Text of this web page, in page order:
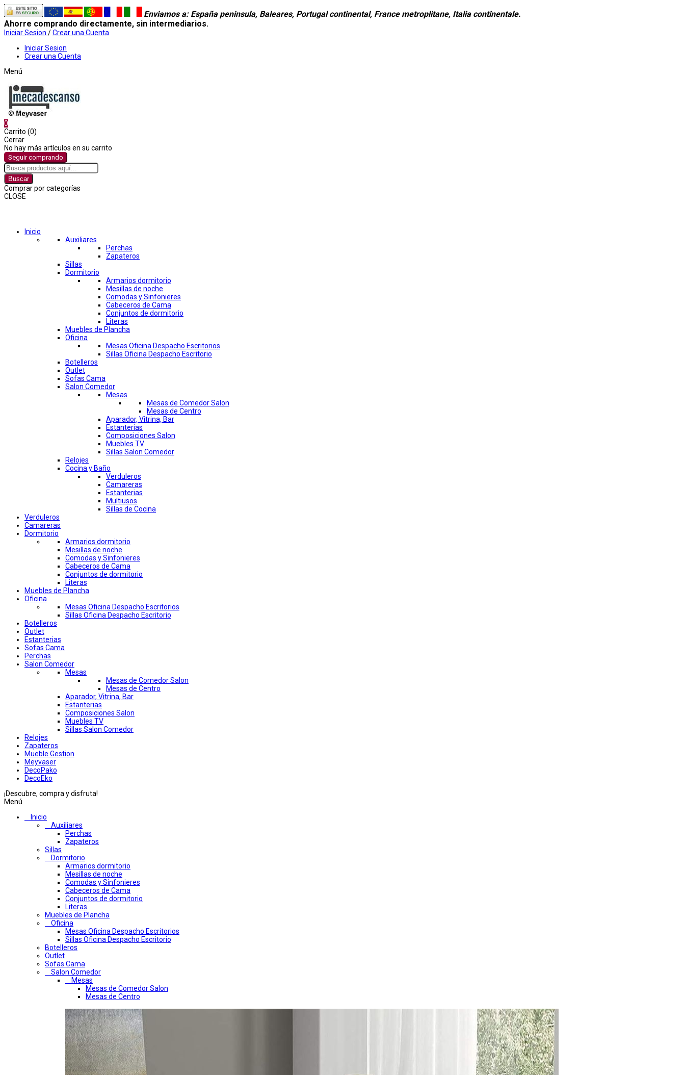
Enviamos a: España peninsula, Baleares, Portugal continental, France metroplitane, Italia continentale.
Ahorre comprando directamente, sin intermediarios.
Iniciar Sesion /Crear una Cuenta
Iniciar Sesion
Crear una Cuenta
Menú
0
Carrito (0)
Cerrar
No hay más artículos en su carrito
Seguir comprando
Buscar
Comprar por categorías
CLOSE
Inicio
Auxiliares
Perchas
Zapateros
Sillas
Dormitorio
Armarios dormitorio
Mesillas de noche
Comodas y Sinfonieres
Cabeceros de Cama
Conjuntos de dormitorio
Literas
Muebles de Plancha
Oficina
Mesas Oficina Despacho Escritorios
Sillas Oficina Despacho Escritorio
Botelleros
Outlet
Sofas Cama
Salon Comedor
Mesas
Mesas de Comedor Salon
Mesas de Centro
Aparador, Vitrina, Bar
Estanterias
Composiciones Salon
Muebles TV
Sillas Salon Comedor
Relojes
Cocina y Baño
Verduleros
Camareras
Estanterias
Multiusos
Sillas de Cocina
Verduleros
Camareras
Dormitorio
Armarios dormitorio
Mesillas de noche
Comodas y Sinfonieres
Cabeceros de Cama
Conjuntos de dormitorio
Literas
Muebles de Plancha
Oficina
Mesas Oficina Despacho Escritorios
Sillas Oficina Despacho Escritorio
Botelleros
Outlet
Estanterias
Sofas Cama
Perchas
Salon Comedor
Mesas
Mesas de Comedor Salon
Mesas de Centro
Aparador, Vitrina, Bar
Estanterias
Composiciones Salon
Muebles TV
Sillas Salon Comedor
Relojes
Zapateros
Mueble Gestion
Meyvaser
DecoPako
DecoEko
¡Descubre, compra y disfruta!
Menú
Inicio
Auxiliares
Perchas
Zapateros
Sillas
Dormitorio
Armarios dormitorio
Mesillas de noche
Comodas y Sinfonieres
Cabeceros de Cama
Conjuntos de dormitorio
Literas
Muebles de Plancha
Oficina
Mesas Oficina Despacho Escritorios
Sillas Oficina Despacho Escritorio
Botelleros
Outlet
Sofas Cama
Salon Comedor
Mesas
Mesas de Comedor Salon
Mesas de Centro